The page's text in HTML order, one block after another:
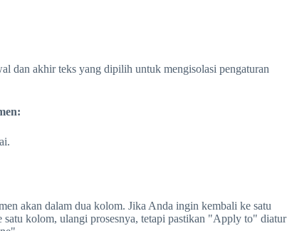
dan akhir teks yang dipilih untuk mengisolasi pengaturan
akan dalam dua kolom. Jika Anda ingin kembali ke satu
kolom, ulangi prosesnya, tetapi pastikan "Apply to" diatur